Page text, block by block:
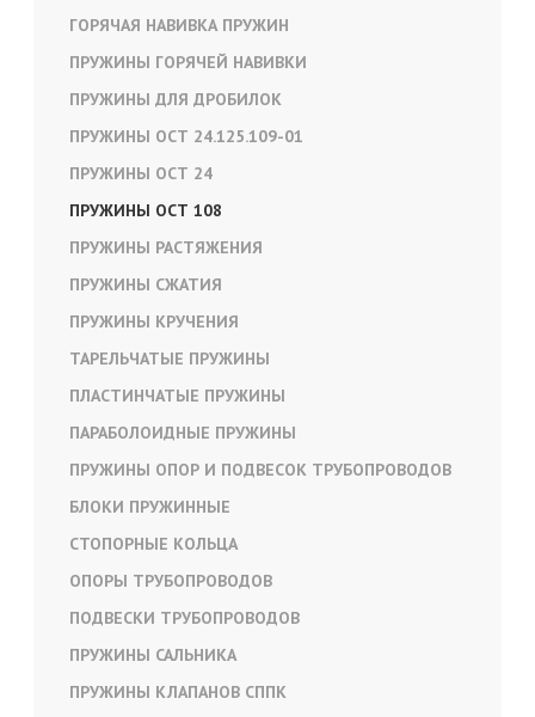
ГОРЯЧАЯ НАВИВКА ПРУЖИН
ПРУЖИНЫ ГОРЯЧЕЙ НАВИВКИ
ПРУЖИНЫ ДЛЯ ДРОБИЛОК
ПРУЖИНЫ ОСТ 24.125.109-01
ПРУЖИНЫ ОСТ 24
ПРУЖИНЫ ОСТ 108
ПРУЖИНЫ РАСТЯЖЕНИЯ
ПРУЖИНЫ СЖАТИЯ
ПРУЖИНЫ КРУЧЕНИЯ
ТАРЕЛЬЧАТЫЕ ПРУЖИНЫ
ПЛАСТИНЧАТЫЕ ПРУЖИНЫ
ПАРАБОЛОИДНЫЕ ПРУЖИНЫ
ПРУЖИНЫ ОПОР И ПОДВЕСОК ТРУБОПРОВОДОВ
БЛОКИ ПРУЖИННЫЕ
СТОПОРНЫЕ КОЛЬЦА
ОПОРЫ ТРУБОПРОВОДОВ
ПОДВЕСКИ ТРУБОПРОВОДОВ
ПРУЖИНЫ САЛЬНИКА
ПРУЖИНЫ КЛАПАНОВ СППК